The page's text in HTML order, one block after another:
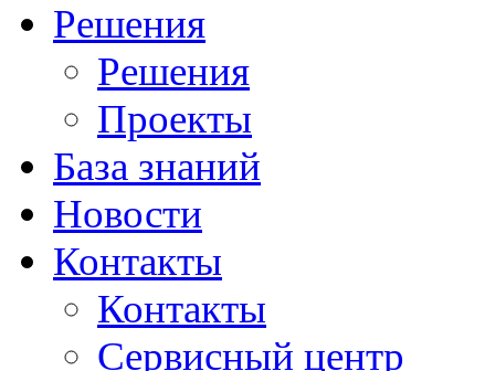
Решения
Решения
Проекты
База знаний
Новости
Контакты
Контакты
Сервисный центр